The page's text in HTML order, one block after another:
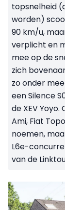
topsnelheid
worden)
90 km/u,
verplicht en
mee op de
zich
zo onder
een Silence
de XEV
Ami, Fiat
noemen,
L6e-
van de